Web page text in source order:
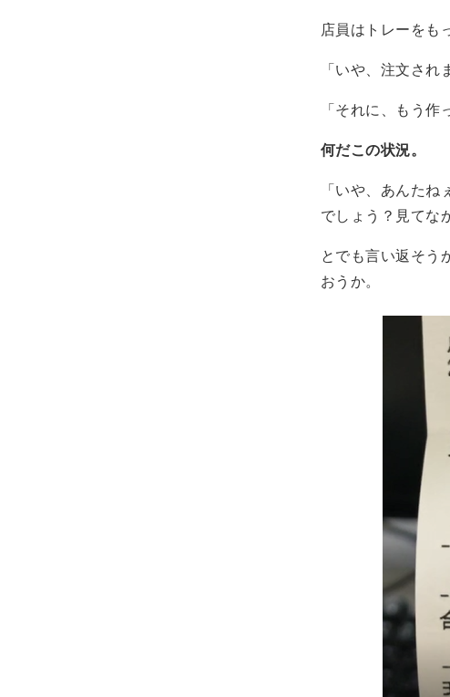
店員はトレーをも
「いや、注文さ
「それに、もう作
何だこの状況。
「いや、あんた
でしょう？見てな
とでも言い返そう
おうか。